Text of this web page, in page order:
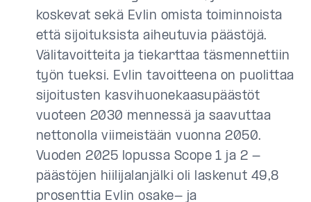
koskevat sekä Evlin omista toiminnoista
että sijoituksista aiheutuvia päästöjä.
Välitavoitteita ja tiekarttaa täsmennettiin
työn tueksi. Evlin tavoitteena on puolittaa
sijoitusten kasvihuonekaasupäästöt
vuoteen 2030 mennessä ja saavuttaa
nettonolla viimeistään vuonna 2050.
Vuoden 2025 lopussa Scope 1 ja 2 -
päästöjen hiilijalanjälki oli laskenut 49,8
prosenttia Evlin osake- ja